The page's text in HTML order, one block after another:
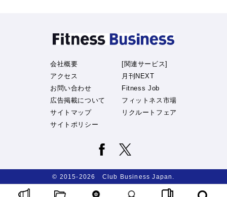
会社概要
アクセス
お問い合わせ
広告掲載について
サイトマップ
サイトポリシー
[関連サービス]
月刊NEXT
Fitness Job
フィットネス市場
リクルートフェア
© 2015-2026 Club Business Japan.